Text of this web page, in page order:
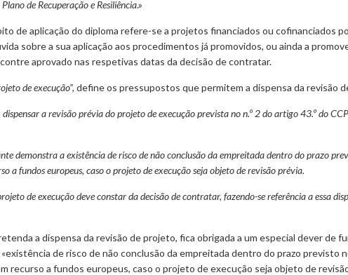
de Recuperação e Resiliência.»
de aplicação do diploma refere-se a projetos financiados ou cofinanciados
sobre a sua aplicação aos procedimentos já promovidos, ou ainda a
aprovado nas respetivas datas da decisão de contratar.
de execução”, define os pressupostos que permitem a dispensa da revisão
a revisão prévia do projeto de execução prevista no n.º 2 do artigo 43.º do
demonstra a existência de risco de não conclusão da empreitada dentro do prazo
a fundos europeus, caso o projeto de execução seja objeto de revisão prévia.
de execução deve constar da decisão de contratar, fazendo-se referência a essa
a dispensa da revisão de projeto, fica obrigada a um especial dever de
de risco de não conclusão da empreitada dentro do prazo previsto
a fundos europeus, caso o projeto de execução seja objeto de revisão